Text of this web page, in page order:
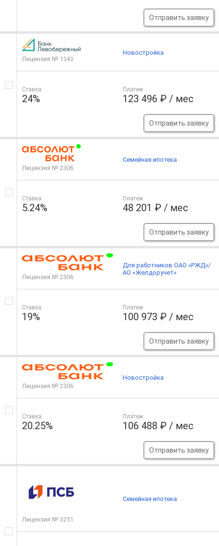
Отправить заявку
Лицензия № 1343
Ставка
24%
Платеж
123 496 ₽ / мес
Отправить заявку
Новостройка
Лицензия № 2306
Ставка
5.24%
Платеж
48 201 ₽ / мес
Отправить заявку
Семейная ипотека
Лицензия № 2306
Ставка
19%
Платеж
100 973 ₽ / мес
Отправить заявку
Для работников ОАО «РЖД»/
АО «Желдоручет»
Лицензия № 2306
Ставка
20.25%
Платеж
106 488 ₽ / мес
Отправить заявку
Новостройка
Лицензия № 3251
Семейная ипотека